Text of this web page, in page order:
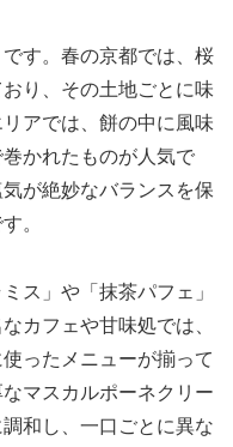
す。春の京都では、桜
り、その土地ごとに味
アでは、餅の中に風味
かれたものが人気で
が絶妙なバランスを保
。
ス」や「抹茶パフェ」
カフェや甘味処では、
ったメニューが揃って
マスカルポーネクリー
和し、一口ごとに異な